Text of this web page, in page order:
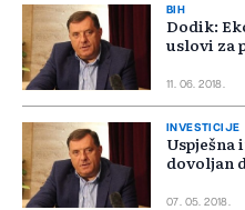
BIH
Dodik:
uslovi za
11. 06. 2018.
INVESTICIJE
Uspješna
dovoljan
07. 05. 2018.